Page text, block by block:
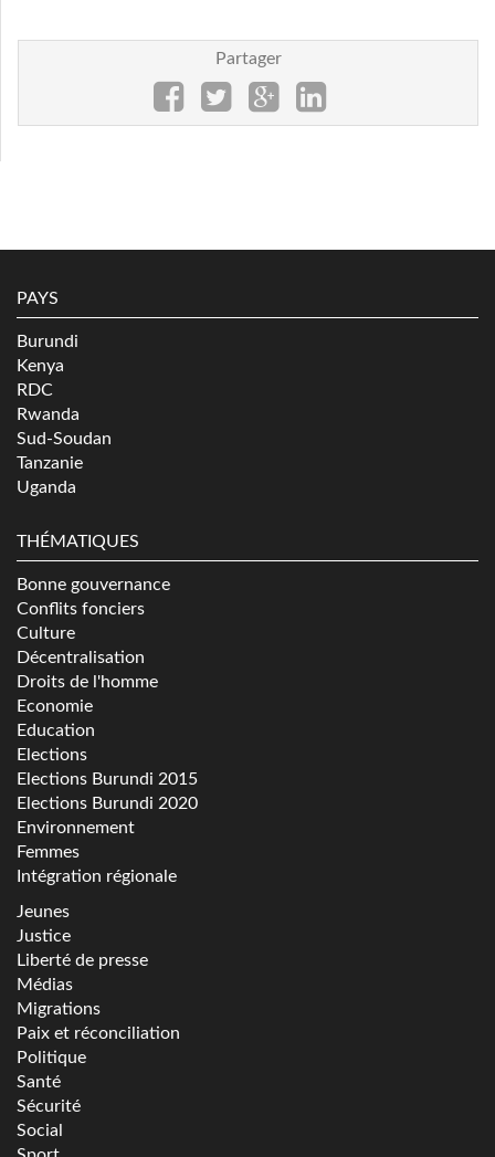
Partager
PAYS
Burundi
Kenya
RDC
Rwanda
Sud-Soudan
Tanzanie
Uganda
THÉMATIQUES
Bonne gouvernance
Conflits fonciers
Culture
Décentralisation
Droits de l'homme
Economie
Education
Elections
Elections Burundi 2015
Elections Burundi 2020
Environnement
Femmes
Intégration régionale
Jeunes
Justice
Liberté de presse
Médias
Migrations
Paix et réconciliation
Politique
Santé
Sécurité
Social